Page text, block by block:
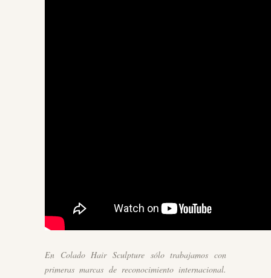
En Colado Hair Sculpture sólo trabajamos con
primeras marcas de reconocimiento internacional.